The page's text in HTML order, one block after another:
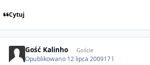
Cytuj
Gość Kalinho Goście
Opublikowano 12 lipca 200917 l